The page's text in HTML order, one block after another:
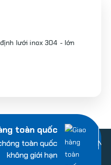
lưới inox 304 - lớn
toàn quốc
toàn quốc
không giới hạn